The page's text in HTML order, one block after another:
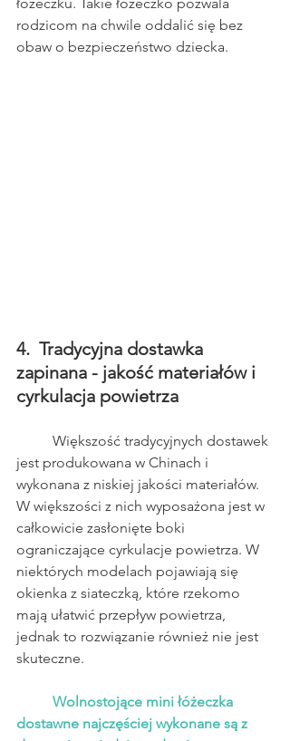
rodzicom na chwile oddalić się bez
obaw o bezpieczeństwo dziecka.
4.  Tradycyjna dostawka
zapinana - jakość materiałów i
cyrkulacja powietrza
jest produkowana w Chinach i
wykonana z niskiej jakości materiałów.
W większości z nich wyposażona jest w
całkowicie zasłonięte boki
ograniczające cyrkulacje powietrza. W
niektórych modelach pojawiają się
okienka z siateczką, które rzekomo
mają ułatwić przepływ powietrza,
jednak to rozwiązanie również nie jest
skuteczne.
Wolnostojące mini łóżeczka
dostawne najczęściej wykonane są z